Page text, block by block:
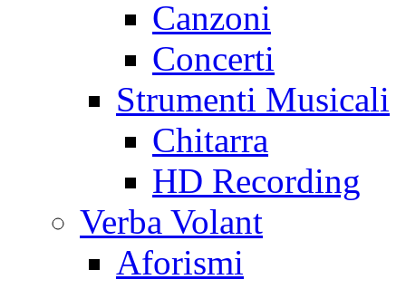
Canzoni
Concerti
Strumenti Musicali
Chitarra
HD Recording
Verba Volant
Aforismi